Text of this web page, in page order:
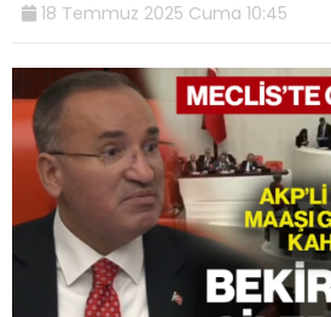
18 Temmuz 2025 Cuma 10:45